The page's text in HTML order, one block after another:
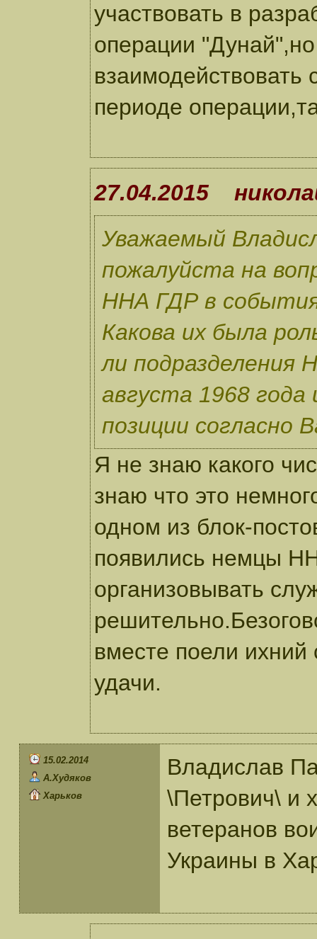
участвовать в
операции
периоде
27.04.2015
Уважаемый
пожалуйста на
ННА ГДР в
Какова их была
ли подразделения
августа 1968 года
позиции согласно
Я не знаю какого
знаю что это
одном из блок-
появились немцы
организовывать
вместе поели
удачи.
15.02.2014
А.Худяков
Харьков
Владислав
\Петрович\ и
ветеранов
Украины в